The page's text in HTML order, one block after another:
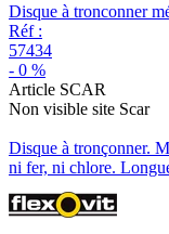
Disque à tronconner
Réf :
57434
- 0 %
Article SCAR
Non visible site Scar
Disque à tronçonner.
ni fer, ni chlore.